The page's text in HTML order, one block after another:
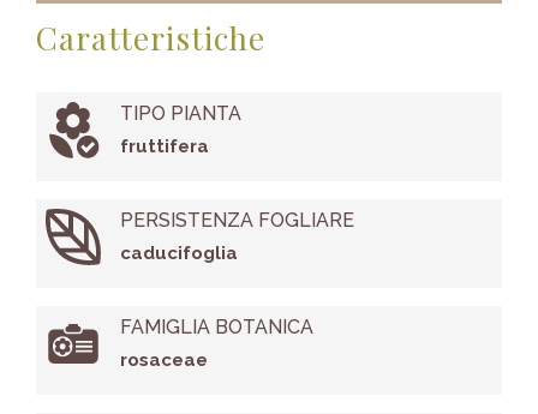
Caratteristiche
TIPO PIANTA
fruttifera
PERSISTENZA FOGLIARE
caducifoglia
FAMIGLIA BOTANICA
rosaceae